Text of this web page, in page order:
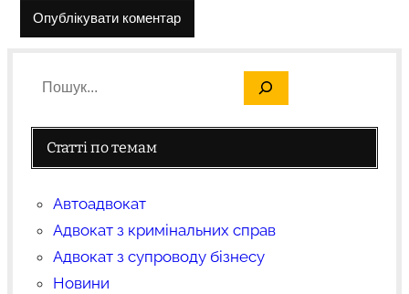
Статті по темам
Автоадвокат
Адвокат з кримінальних справ
Адвокат з супроводу бізнесу
Новини